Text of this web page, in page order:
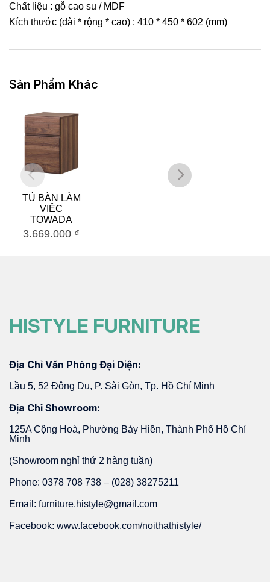
Chất liệu : gỗ cao su / MDF
Kích thước (dài * rộng * cao) : 410 * 450 * 602 (mm)
Sản Phẩm Khác
TỦ BÀN LÀM
VIỆC
TOWADA
3.669.000 ₫
HISTYLE FURNITURE
Địa Chỉ Văn Phòng Đại Diện:
Lầu 5, 52 Đông Du, P. Sài Gòn, Tp. Hồ Chí Minh
Địa Chỉ Showroom:
125A Cộng Hoà, Phường Bảy Hiền, Thành Phố Hồ Chí
Minh
(Showroom nghỉ thứ 2 hàng tuần)
Phone: 0378 708 738 – (028) 38275211
Email: furniture.histyle@gmail.com
Facebook: www.facebook.com/noithathistyle/